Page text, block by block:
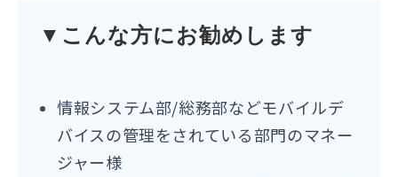
▼こんな方にお勧めします
情報システム部/総務部などモバイルデ
バイスの管理をされている部門のマネー
ジャー様